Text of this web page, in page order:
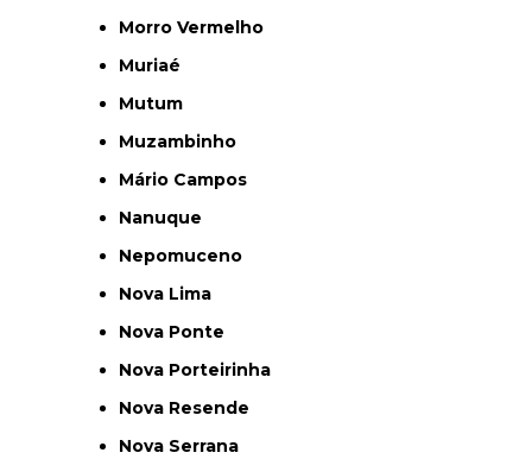
Morro Vermelho
Muriaé
Mutum
Muzambinho
Mário Campos
Nanuque
Nepomuceno
Nova Lima
Nova Ponte
Nova Porteirinha
Nova Resende
Nova Serrana